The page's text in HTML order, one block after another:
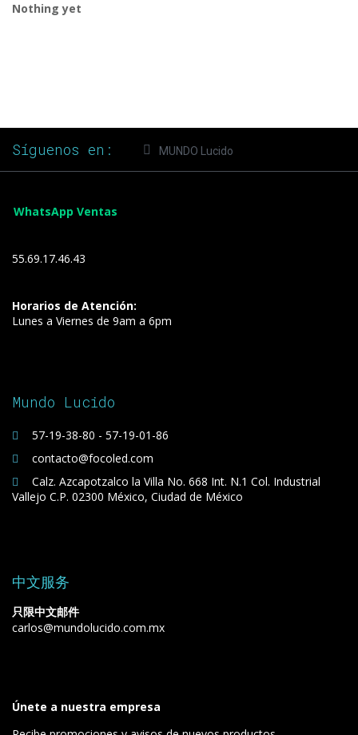
Nothing yet
Síguenos en: MUNDO Lucido
WhatsApp Ventas
55.69.17.46.43
Horarios de Atención:
Lunes a Viernes de 9am a 6pm
Mundo Lucido
57-19-38-80 - 57-19-01-86
contacto@focoled.com
Calz. Azcapotzalco la Villa No. 668 Int. N.1 Col. Industrial
Vallejo C.P. 02300 México, Ciudad de México
中文服务
只限中文邮件
carlos@mundolucido.com.mx
Únete a nuestra empresa